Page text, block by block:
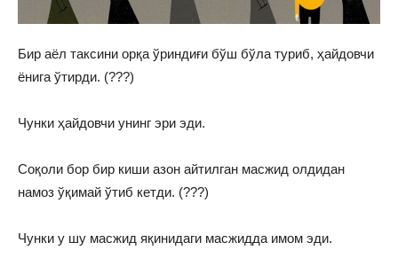
Бир аёл таксини орқа ўриндиғи бўш бўла туриб, ҳайдовчи
ёнига ўтирди. (???)
Чунки ҳайдовчи унинг эри эди.
Соқоли бор бир киши азон айтилган масжид олдидан
намоз ўқимай ўтиб кетди. (???)
Чунки у шу масжид яқинидаги масжидда имом эди.